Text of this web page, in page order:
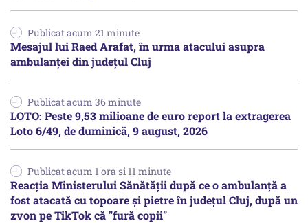
Publicat acum 21 minute
Mesajul lui Raed Arafat, în urma atacului asupra
ambulanței din județul Cluj
Publicat acum 36 minute
LOTO: Peste 9,53 milioane de euro report la extragerea
Loto 6/49, de duminică, 9 august, 2026
Publicat acum 1 ora si 11 minute
Reacția Ministerului Sănătății după ce o ambulanță a
fost atacată cu topoare și pietre în județul Cluj, după un
zvon pe TikTok că "fură copii"